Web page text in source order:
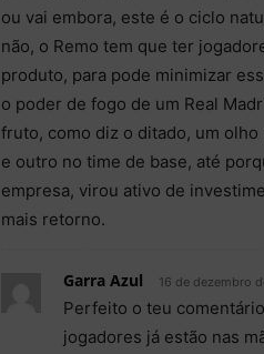
ou vai embora, este é o ciclo
não, o Remo tem que ter
produto, para pode minimizar
o poder de fogo de um Real
fruto, como diz o ditado, um
e outro no time de base, até
empresa, virou ativo de
mais retorno.
Garra Azul 16 de dezembro
Perfeito o teu
jogadores já estão nas